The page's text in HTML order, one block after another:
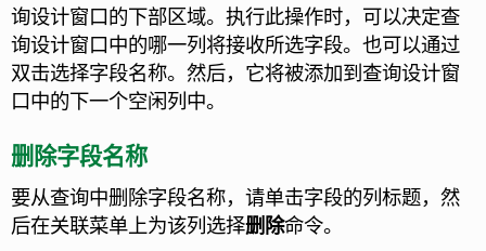
询设计窗口的下部区域。执行此操作时，可以决定查
询设计窗口中的哪一列将接收所选字段。也可以通过
双击选择字段名称。然后，它将被添加到查询设计窗
口中的下一个空闲列中。
删除字段名称
要从查询中删除字段名称，请单击字段的列标题，然
后在关联菜单上为该列选择删除命令。